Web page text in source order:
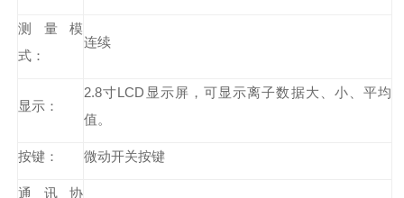
测量模
式：
连续
显示：
2.8寸LCD显示屏，可显示离子数据大、小、平均
值。
按键： 微动开关按键
通讯协